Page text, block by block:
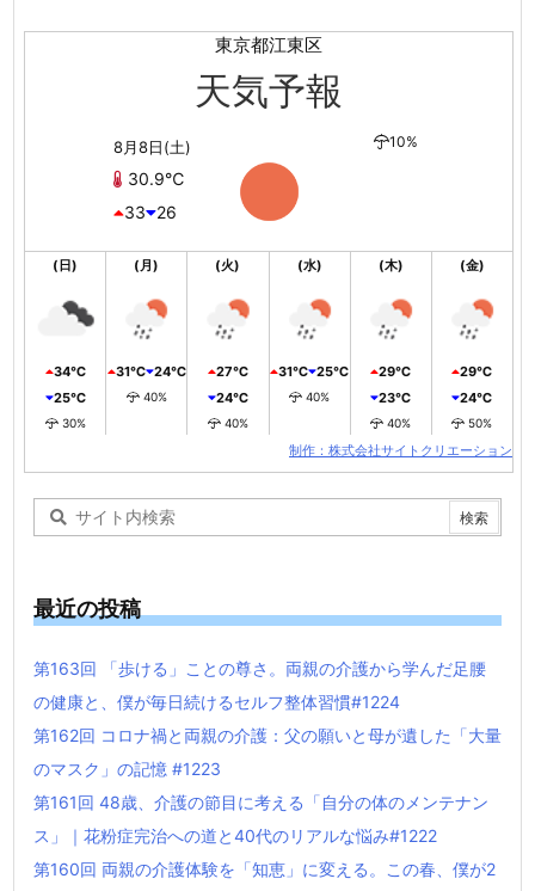
東京都江東区
天気予報
8月8日(土)
30.9℃
33
26
10%
(日)
34℃
25℃
30%
(月)
31℃ 24℃
40%
(火)
27℃
24℃
40%
(水)
31℃ 25℃
40%
(木)
29℃
23℃
40%
(金)
29℃
24℃
50%
制作：株式会社サイトクリエーション
最近の投稿
第163回 「歩ける」ことの尊さ。両親の介護から学んだ足腰
の健康と、僕が毎日続けるセルフ整体習慣#1224
第162回 コロナ禍と両親の介護：父の願いと母が遺した「大量
のマスク」の記憶 #1223
第161回 48歳、介護の節目に考える「自分の体のメンテナン
ス」｜花粉症完治への道と40代のリアルな悩み#1222
第160回 両親の介護体験を「知恵」に変える。この春、僕が2